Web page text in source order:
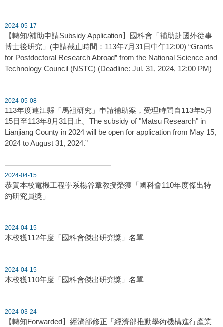
2024-05-17
【轉知/補助申請Subsidy Application】國科會「補助赴國外從事
博士後研究」(申請截止時間：113年7月31日中午12:00) “Grants
for Postdoctoral Research Abroad” from the National Science and
Technology Council (NSTC) (Deadline: Jul. 31, 2024, 12:00 PM)
2024-05-08
113年度連江縣「馬祖研究」申請補助案，受理時間自113年5月
15日至113年8月31日止。The subsidy of "Matsu Research" in
Lianjiang County in 2024 will be open for application from May 15,
2024 to August 31, 2024.”
2024-04-15
恭賀本校電機工程學系楊谷章教授榮獲「國科會110年度傑出特
約研究員獎」
2024-04-15
本校獲112年度「國科會傑出研究獎」名單
2024-04-15
本校獲110年度「國科會傑出研究獎」名單
2024-03-24
【轉知Forwarded】經濟部修正「經濟部推動學術機構進行產業